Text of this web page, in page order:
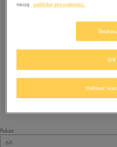
Brak produktów
usuń
Pokaż
60
naszą
politykę prywatności.
Odrzuć
OK